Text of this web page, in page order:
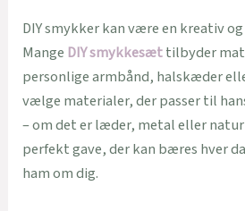
DIY smykker kan være en kreativ
Mange DIY smykkesættilbyder
personlige armbånd, halskæder
vælge materialer, der passer til
– om det er læder, metal eller
perfekt gave, der kan bæres hver
ham om dig.